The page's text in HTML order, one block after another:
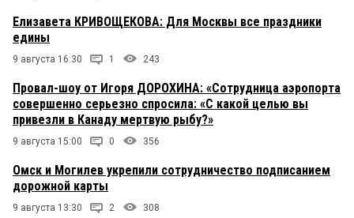
Елизавета КРИВОЩЕКОВА: Для Москвы все праздники
едины
9 августа 16:30 1 243
Провал-шоу от Игоря ДОРОХИНА: «Сотрудница аэропорта
совершенно серьезно спросила: «С какой целью вы
привезли в Канаду мертвую рыбу?»
9 августа 15:00 0 356
Омск и Могилев укрепили сотрудничество подписанием
дорожной карты
9 августа 13:30 2 308